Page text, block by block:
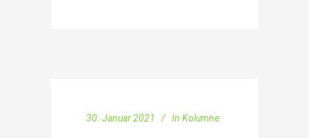
30. Januar 2021 In Kolumne